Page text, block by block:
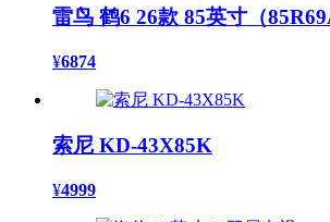
雷鸟 鹤6 26款 85英寸（
¥6874
索尼 KD-43X85K
¥4999